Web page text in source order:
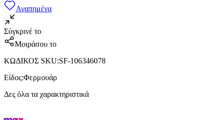
Αγαπημένα
Σύγκρινέ το
Μοιράσου το
ΚΩΔΙΚΟΣ SKU:SF-106346078
Είδος:Φερμουάρ
Δες όλα τα χαρακτηριστικά